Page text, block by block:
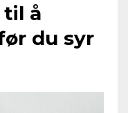
til å
du syr